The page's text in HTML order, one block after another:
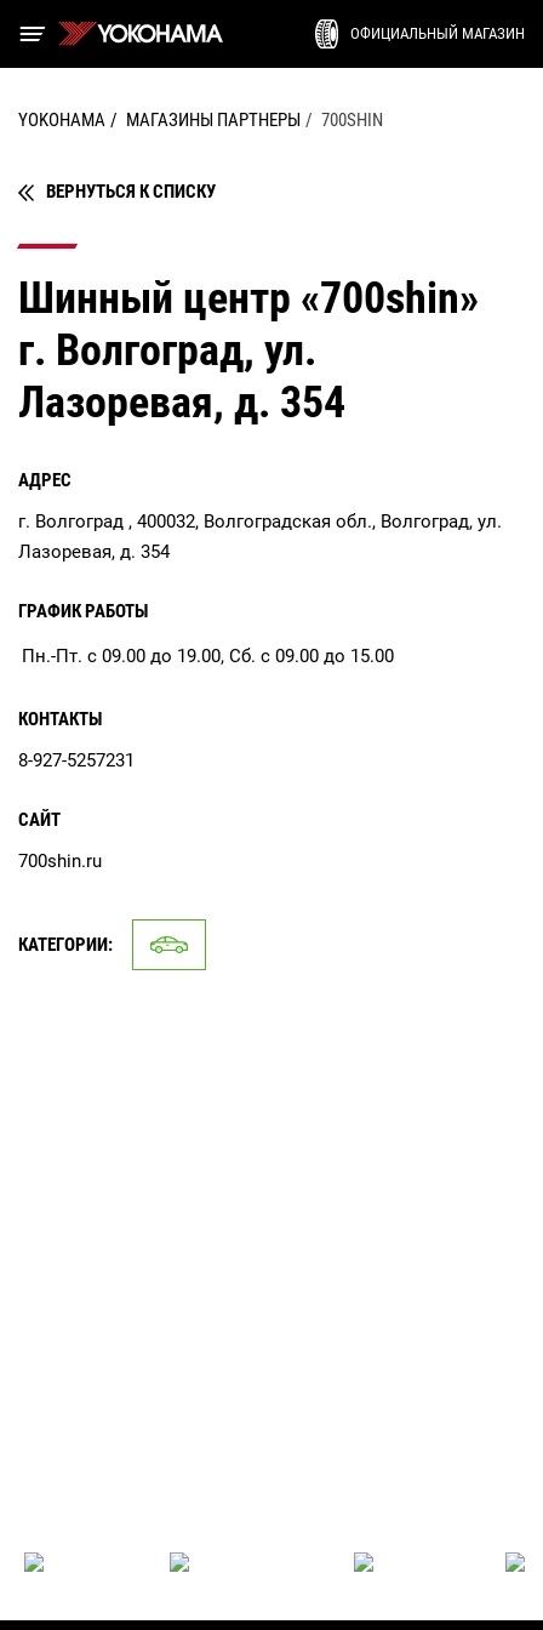
ОФИЦИАЛЬНЫЙ МАГАЗИН
YOKOHAMA МАГАЗИНЫ ПАРТНЕРЫ 700SHIN
ВЕРНУТЬСЯ К СПИСКУ
Шинный центр «700shin»
г. Волгоград, ул.
Лазоревая, д. 354
АДРЕС
г. Волгоград , 400032, Волгоградская обл., Волгоград, ул.
Лазоревая, д. 354
ГРАФИК РАБОТЫ
Пн.-Пт. с 09.00 до 19.00, Сб. с 09.00 до 15.00
КОНТАКТЫ
8-927-5257231
САЙТ
700shin.ru
КАТЕГОРИИ: